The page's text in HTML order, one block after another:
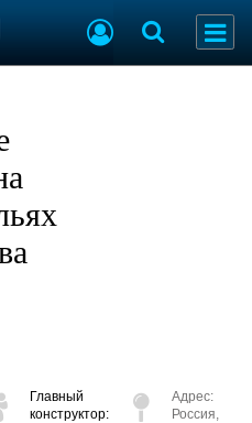
площадка
Главный
конструктор:
Адрес:
Россия,